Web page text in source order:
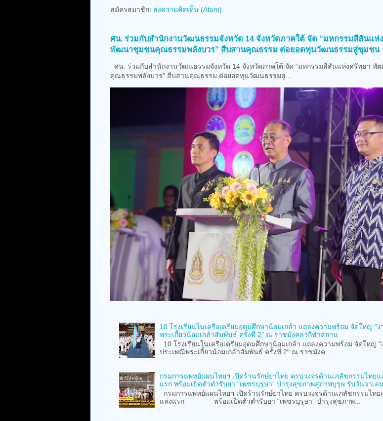
สมัครสมาชิก: ส่งความคิดเห็น (Atom)
ศน. ร่วมกับสำนักงานวัฒนธรรมจังหวัด 14 จังหวัดภาคใต้ จัด “มหกรรมสีสันแห่
พัฒนาชุมชนคุณธรรมพลังบวร” สืบสานคุณธรรม ต่อยอดทุนวัฒนธรรมสู่ชุมชน
ศน. ร่วมกับสำนักงานวัฒนธรรมจังหวัด 14 จังหวัดภาคใต้ จัด “มหกรรมสีสันแห่งศรัทธา
คุณธรรมพลังบวร” สืบสานคุณธรรม ต่อยอดทุนวัฒนธรรมสู...
10 โรงเรียนในเครือเตรียมอุดมศึกษาน้อมเกล้า แถลงความพร้อม จัดใหญ่ "
พระเกี้ยวน้อมเกล้าสัมพันธ์ ครั้งที่ 2" ณ ราชมังคลากีฬาสถาน
10 โรงเรียนในเครือเตรียมอุดมศึกษาน้อมเกล้า แถลงความพร้อม จัดใหญ่
ประเพณีพระเกี้ยวน้อมเกล้าสัมพันธ์ ครั้งที่ 2" ณ ราชมังค...
กรมการแพทย์แผนไทยฯ เปิดร้านรักษ์ยาไทย ครบวงจรด้านเภสัชกรรมไทย
แรก พร้อมเปิดตัวตำรับยา “เพชรบุรุษา” บำรุงสุขภาพสุภาพบุรุษ รับวันวาเล
กรมการแพทย์แผนไทยฯ เปิดร้านรักษ์ยาไทย ครบวงจรด้านเภสัชกรรมไท
แห่งแรก พร้อมเปิดตัวตำรับยา “เพชรบุรุษา” บำรุงสุขภาพ...